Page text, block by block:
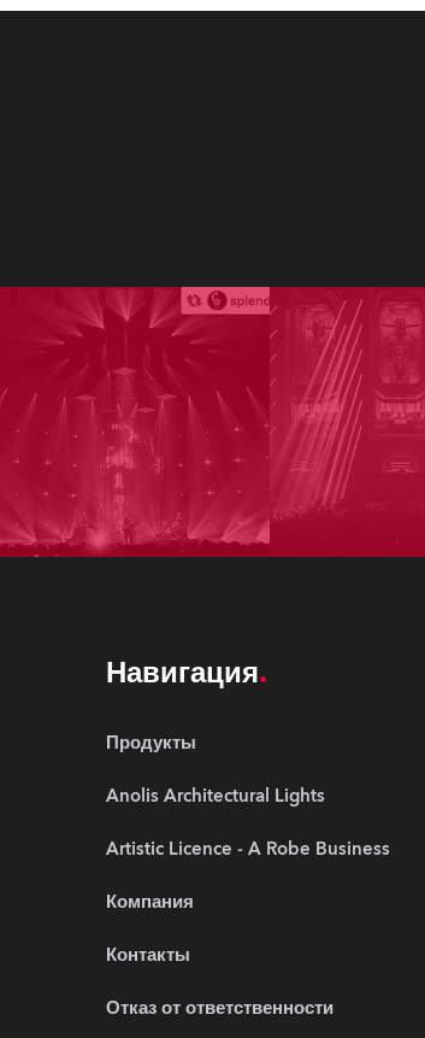
Навигация
Продукты
Anolis Architectural Lights
Artistic Licence - A Robe Business
Компания
Контакты
Отказ от ответственности